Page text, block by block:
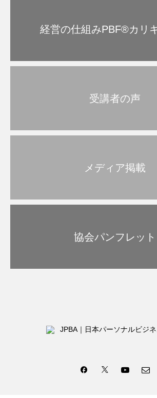
経営の仕組みPBF®︎カリ
受講者の声
メディア掲載
協会パンフレット